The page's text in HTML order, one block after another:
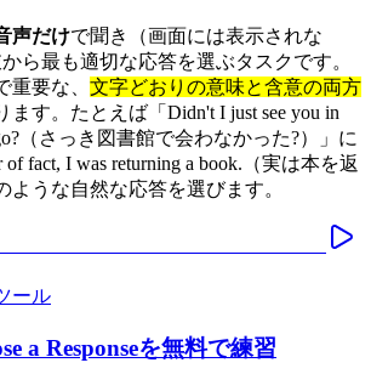
声だけで聞き（画面には表示されな
ら最も適切な応答を選ぶタスクです。
重要な、 文字どおりの意味と含意の両方
ます。たとえば「Didn't I just see you in
（さっき図書館で会わなかった?）」に
fact, I was returning a book.（実は本を返
ような自然な応答を選びます。
ール
a Responseを無料で練習